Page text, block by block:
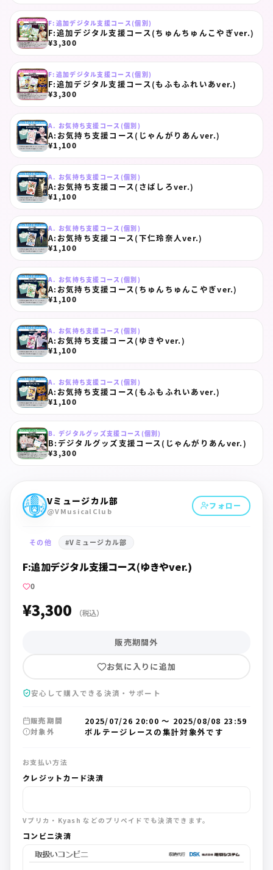
F:追加デジタル支援コース(個別)
F:追加デジタル支援コース(ちゅんちゅんこやぎver.)
¥3,300
F:追加デジタル支援コース(個別)
F:追加デジタル支援コース(もふもふれいあver.)
¥3,300
A. お気持ち支援コース(個別)
A:お気持ち支援コース(じゃんがりあんver.)
¥1,100
A. お気持ち支援コース(個別)
A:お気持ち支援コース(さばしろver.)
¥1,100
A. お気持ち支援コース(個別)
A:お気持ち支援コース(下仁玲奈人ver.)
¥1,100
A. お気持ち支援コース(個別)
A:お気持ち支援コース(ちゅんちゅんこやぎver.)
¥1,100
A. お気持ち支援コース(個別)
A:お気持ち支援コース(ゆきやver.)
¥1,100
A. お気持ち支援コース(個別)
A:お気持ち支援コース(もふもふれいあver.)
¥1,100
B. デジタルグッズ支援コース(個別)
B:デジタルグッズ支援コース(じゃんがりあんver.)
¥3,300
Vミュージカル部
@VMusicalClub
フォロー
その他 #Vミュージカル部
F:追加デジタル支援コース(ゆきやver.)
0
¥3,300 （税込）
販売期間外
お気に入りに追加
安心して購入できる決済・サポート
販売期間 2025/07/26 20:00 〜 2025/08/08 23:59
対象外 ボルテージレースの集計対象外です
お支払い方法
クレジットカード決済
Vプリカ・Kyash などのプリペイドでも決済できます。
コンビニ決済